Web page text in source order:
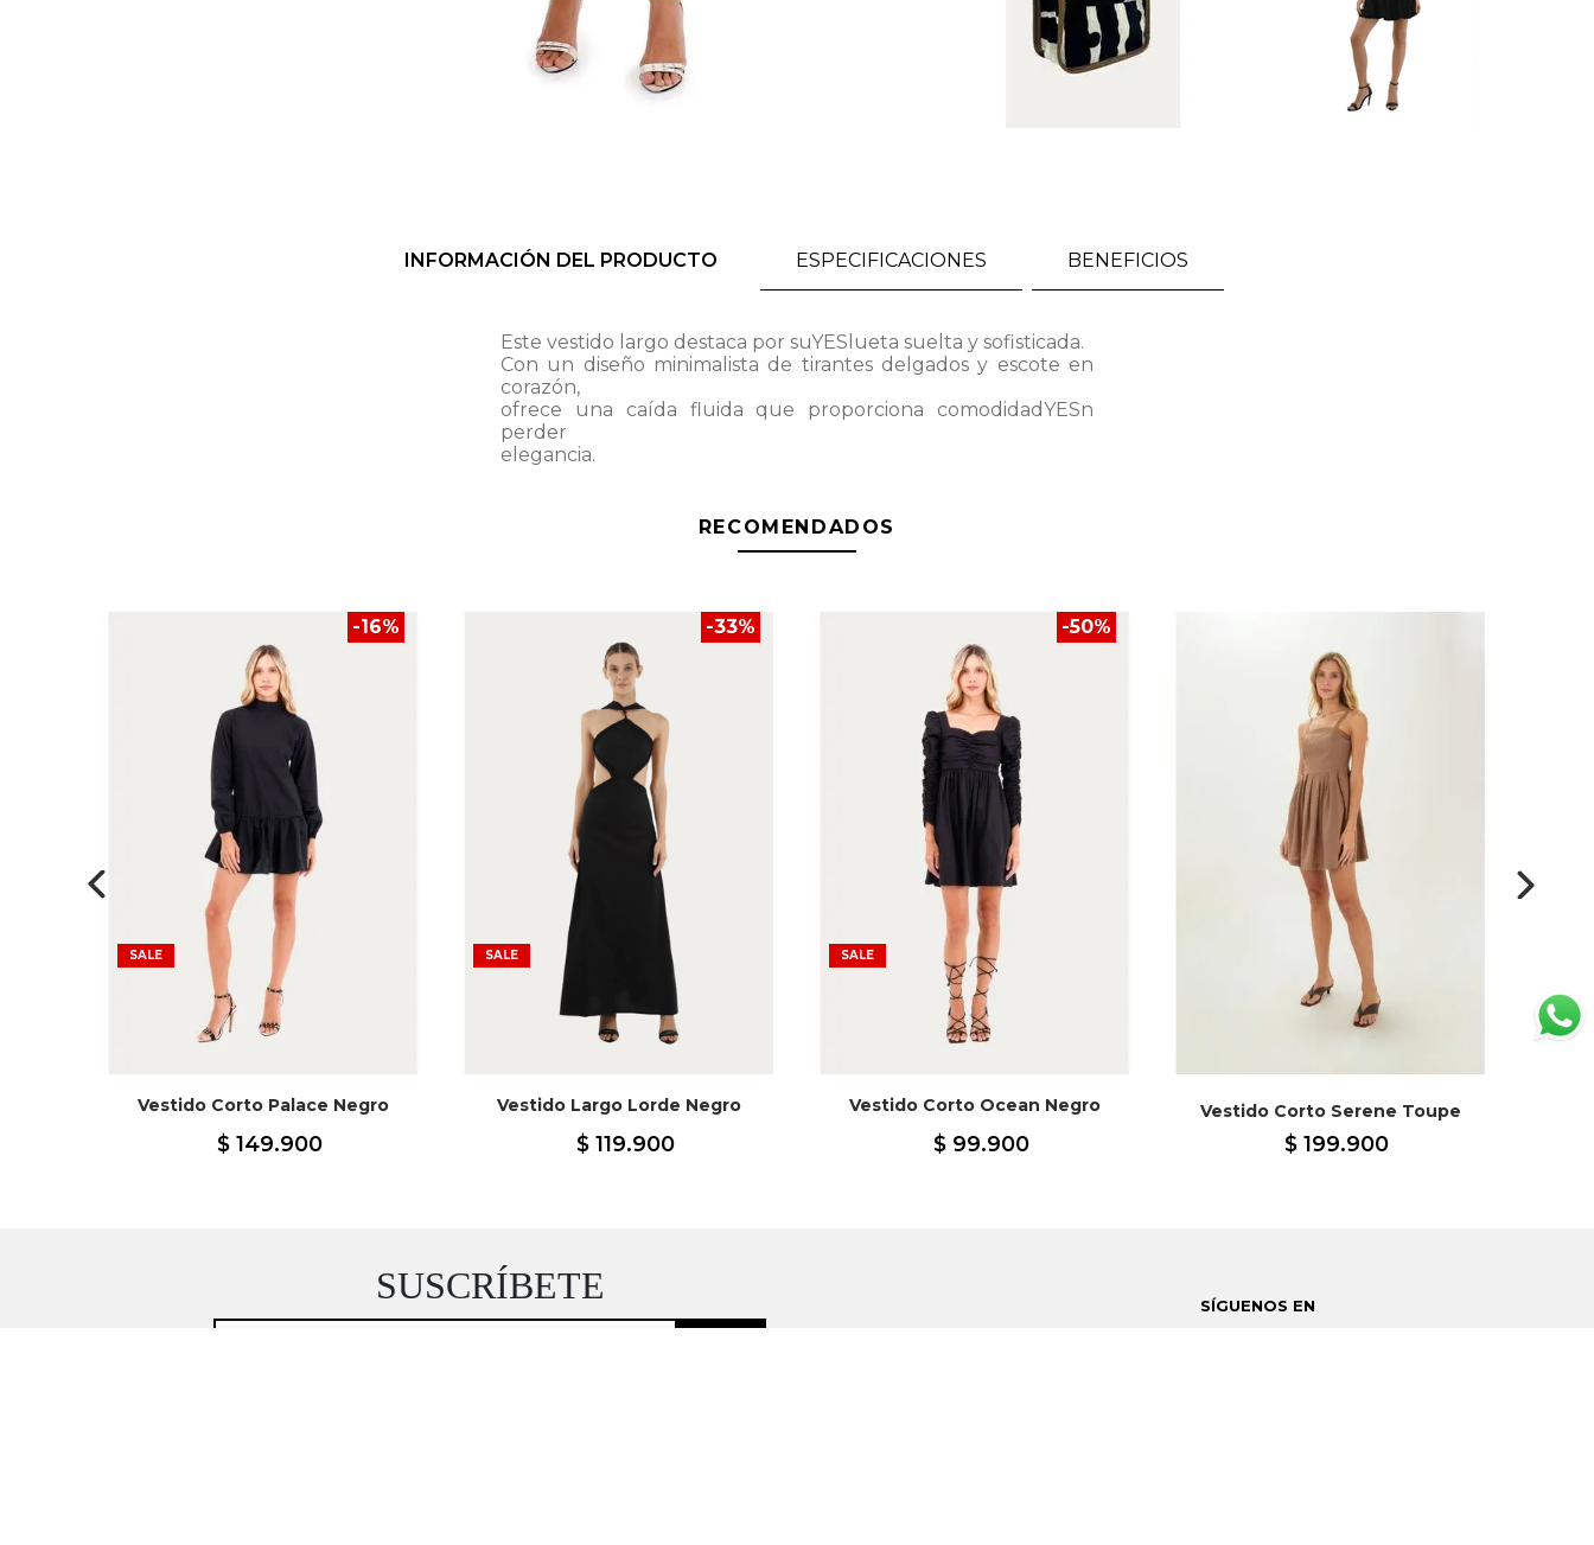
INFORMACIÓN DEL PRODUCTO ESPECIFICACIONES BENEFICIOS
Este vestido largo destaca por suYESlueta suelta y sofisticada.
Con un diseño minimalista de tirantes delgados y escote en
corazón,
ofrece una caída fluida que proporciona comodidadYESn
perder
elegancia.
RECOMENDADOS
SALE
-16%
Vestido Corto Palace Negro
$ 149.900
SALE
-33%
Vestido Largo Lorde Negro
$ 119.900
SALE
-50%
Vestido Corto Ocean Negro
$ 99.900
Vestido Corto Serene Toupe
$ 199.900
SUSCRÍBETE SÍGUENOS EN